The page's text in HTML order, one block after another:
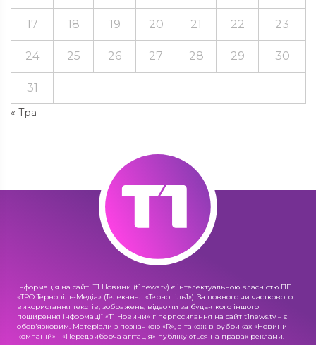
« Тра
17 18 19 20 21 22 23
24 25 26 27 28 29 30
31
Інформація на сайті Т1 Новини (t1news.tv) є інтелектуальною власністю ПП
«ТРО Тернопіль-Медіа» (Телеканал «Тернопіль1»). За повного чи часткового
використання текстів, зображень, відео чи за будь-якого іншого
поширення інформації «Т1 Новини» гіперпосилання на сайт t1news.tv – є
обов'язковим. Матеріали з позначкою «R», а також в рубриках «Новини
компаній» і «Передвиборча агітація» публікуються на правах реклами.